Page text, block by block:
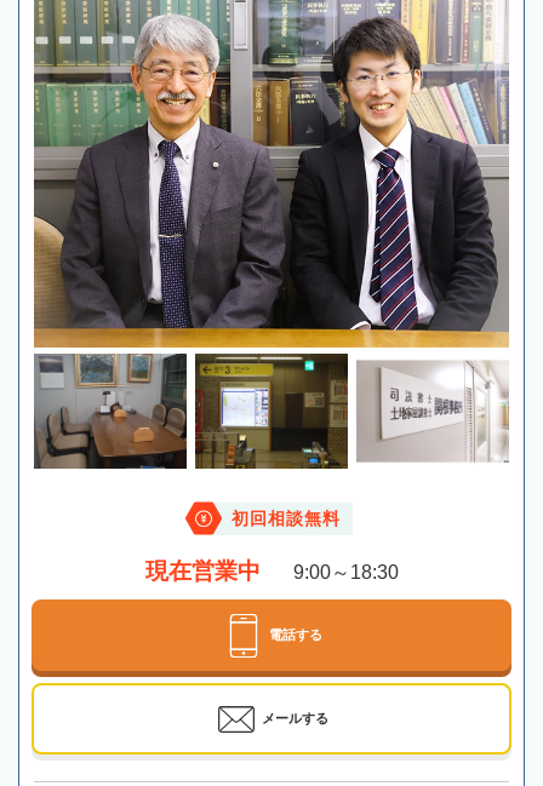
初回相談無料
現在営業中 9:00～18:30
電話する
メールする